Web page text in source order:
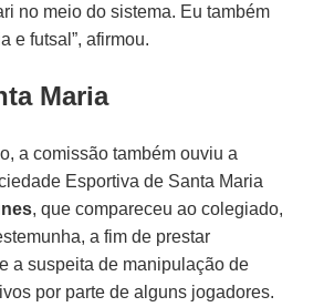
no meio do sistema. Eu também
e futsal”, afirmou.
Maria
a comissão também ouviu a
Esportiva de Santa Maria
, que compareceu ao colegiado,
a fim de prestar
a suspeita de manipulação de
por parte de alguns jogadores.